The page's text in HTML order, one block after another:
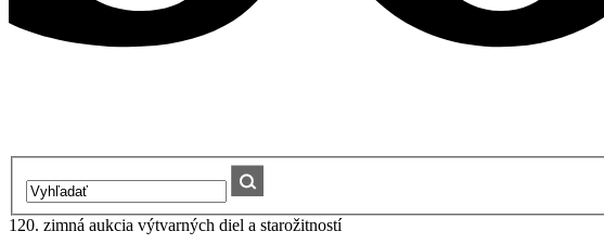
120. zimná aukcia výtvarných diel a starožitností